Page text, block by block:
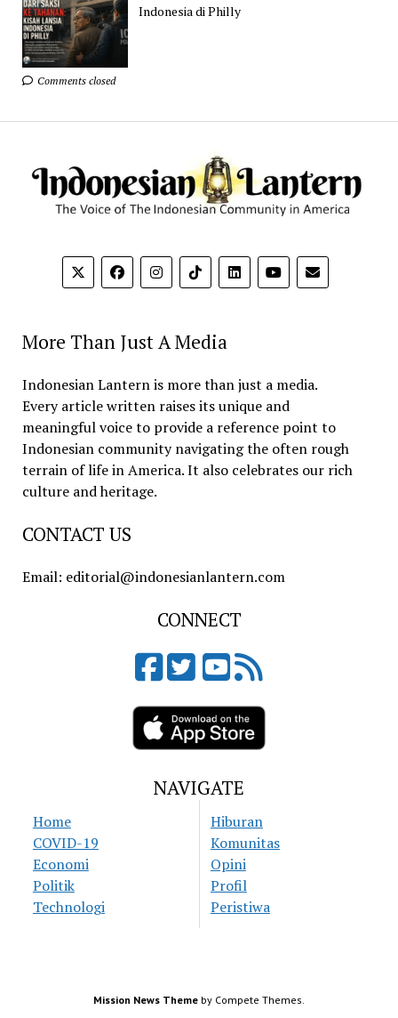
Indonesia di Philly
Comments closed
More Than Just A Media
Indonesian Lantern is more than just a media.
Every article written raises its unique and
meaningful voice to provide a reference point to
Indonesian community navigating the often rough
terrain of life in America. It also celebrates our rich
culture and heritage.
CONTACT US
Email: editorial@indonesianlantern.com
CONNECT
NAVIGATE
Home
COVID-19
Economi
Politik
Technologi
Hiburan
Komunitas
Opini
Profil
Peristiwa
Mission News Theme by Compete Themes.